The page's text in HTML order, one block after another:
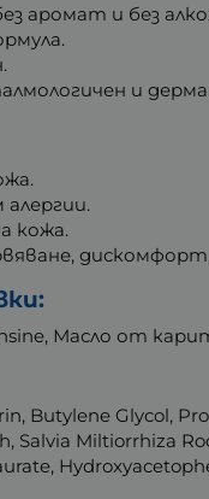
аромат и без
и
алергии.
кожа.
Масло от
Butylene Glycol,
Salvia Miltiorrhiza